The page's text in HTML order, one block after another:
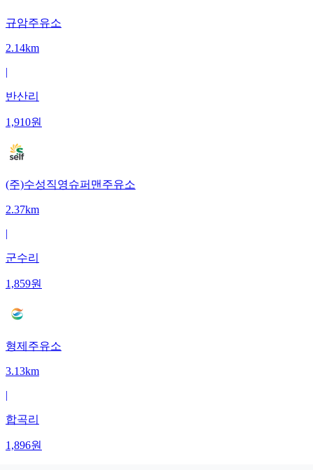
규암주유소
2.14km
|
반산리
1,910원
(주)수성직영슈퍼맨주유소
2.37km
|
군수리
1,859원
형제주유소
3.13km
|
합곡리
1,896원